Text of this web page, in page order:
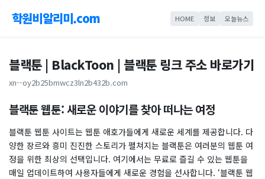
학원비알리미.com HOME 정보 오늘뉴스
블랙툰 | BlackToon | 블랙툰 링크 주소 바로가기
xn--oy2b25bmwcz3ln2b432b.com
블랙툰 웹툰: 새로운 이야기를 찾아 떠나는 여정
블랙툰 웹툰 사이트는 웹툰 애호가들에게 새로운 세계를 제공합니다. 다
양한 장르와 흥미 진진한 스토리가 펼쳐지는 블랙툰은 여러분의 웹툰 여
정을 위한 최상의 선택입니다. 여기에서는 무료로 즐길 수 있는 웹툰을
매일 업데이트하여 사용자들에게 새로운 경험을 선사합니다. ‘블랙툰 웹